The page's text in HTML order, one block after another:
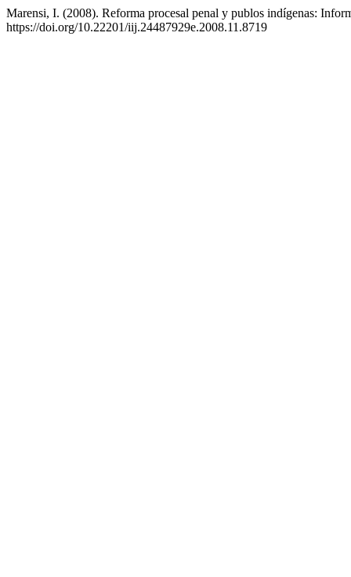
Marensi, I. (2008). Reforma procesal penal y publos indígenas:
https://doi.org/10.22201/iij.24487929e.2008.11.8719